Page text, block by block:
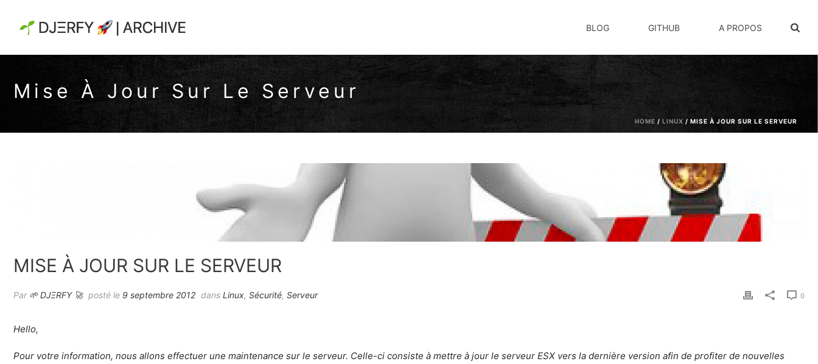
BLOG GITHUB A PROPOS
Mise À Jour Sur Le Serveur
HOME / LINUX / MISE À JOUR SUR LE SERVEUR
MISE À JOUR SUR LE SERVEUR
Par 🌱 DJΞRFY 🚀 posté le 9 septembre 2012 dans Linux, Sécurité, Serveur 0
Hello,
Pour votre information, nous allons effectuer une maintenance sur le serveur. Celle-ci consiste à mettre à jour le serveur ESX vers la dernière version afin de profiter de nouvelles